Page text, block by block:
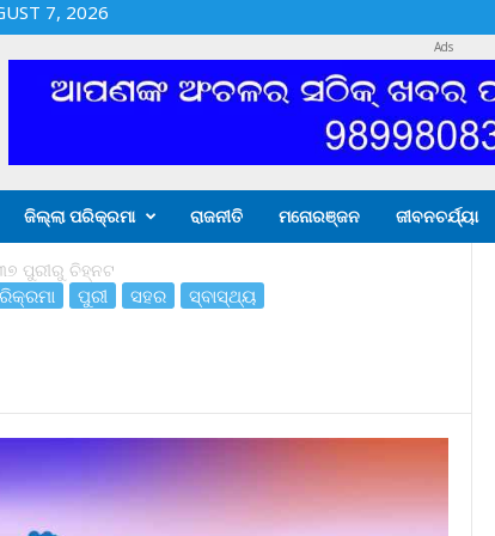
7, 2026
Ads
ଜିଲ୍ଲା ପରିକ୍ରମା ରାଜନୀତି ମନୋରଞ୍ଜନ ଜୀବନଚର୍ଯ୍ୟା
ପୁରୀରୁ ଚିହ୍ନଟ
ପୁରୀ ସହର ସ୍ବାସ୍ଥ୍ୟ